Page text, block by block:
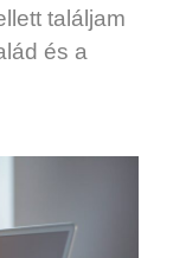
találjam
és a